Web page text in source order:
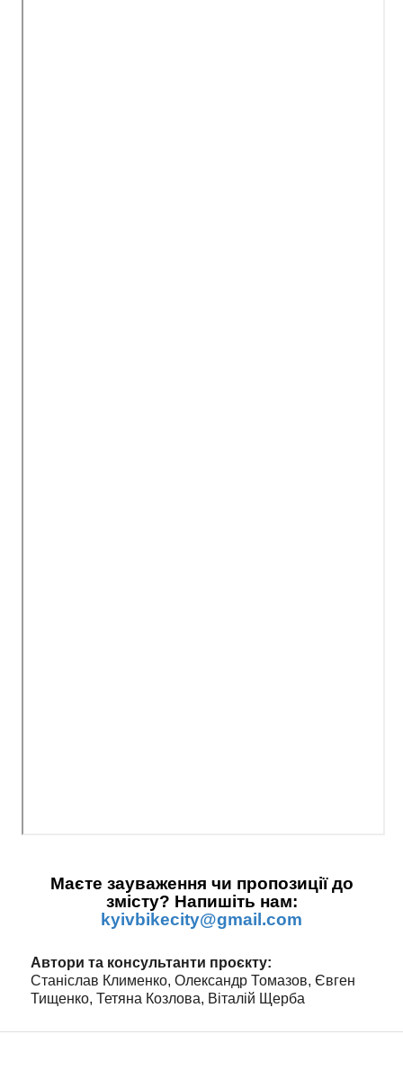
Маєте зауваження чи пропозиції до
змісту? Напишіть нам:
kyivbikecity@gmail.com
Автори та консультанти проєкту:
Станіслав Клименко, Олександр Томазов, Євген
Тищенко, Тетяна Козлова, Віталій Щерба